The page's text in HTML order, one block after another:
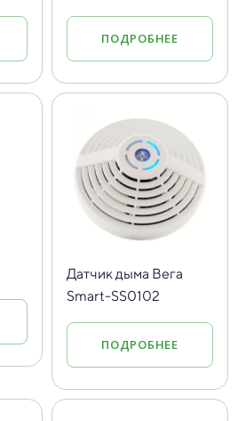
ПОДРОБНЕЕ
Датчик дыма Вега
Smart-SS0102
ПОДРОБНЕЕ